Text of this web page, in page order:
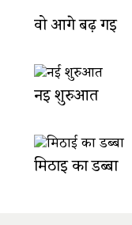
वो आगे बढ़ गई
नई शुरुआत
मिठाई का डब्बा